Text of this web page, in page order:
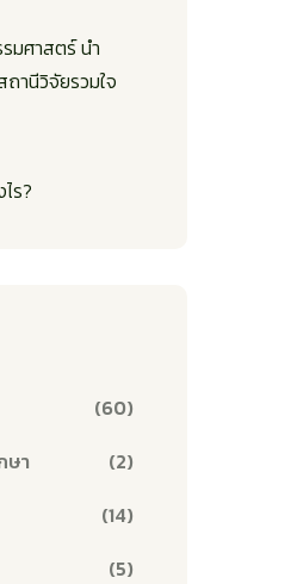
มศาสตร์ นำ
านีวิจัยรวมใจ
ร?
(60)
ษา
(2)
(14)
(5)